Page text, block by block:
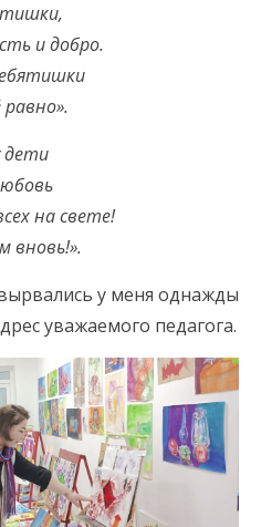
и добро.
дети
на свете!
вновь!».
у меня однажды
уважаемого педагога.